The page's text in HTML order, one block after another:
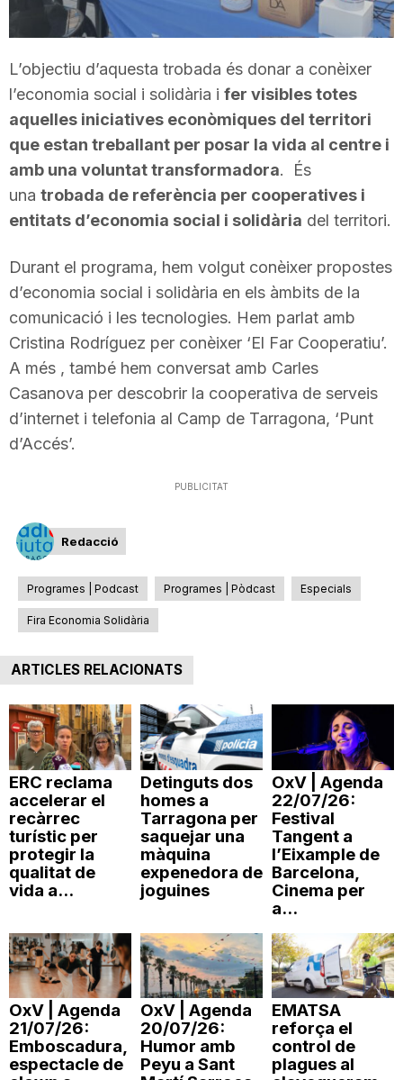
r
a
g
n
a
L’objectiu d’aquesta trobada és donar a conèixer
l’economia social i solidària i fer visibles totes
aquelles iniciatives econòmiques del territori
que estan treballant per posar la vida al centre i
amb una voluntat transformadora. És
una trobada de referència per cooperatives i
entitats d’economia social i solidària del territori.
Durant el programa, hem volgut conèixer propostes
d’economia social i solidària en els àmbits de la
comunicació i les tecnologies. Hem parlat amb
Cristina Rodríguez per conèixer ‘El Far Cooperatiu’.
A més , també hem conversat amb Carles
Casanova per descobrir la cooperativa de serveis
d’internet i telefonia al Camp de Tarragona, ‘Punt
d’Accés’.
PUBLICITAT
Redacció
Programes | Podcast Programes | Pòdcast Especials
Fira Economia Solidària
ARTICLES RELACIONATS
ERC reclama
accelerar el
recàrrec
turístic per
protegir la
qualitat de
vida a...
Detinguts dos
homes a
Tarragona per
saquejar una
màquina
expenedora de
joguines
OxV | Agenda
22/07/26:
Festival
Tangent a
l’Eixample de
Barcelona,
Cinema per
a...
OxV | Agenda
21/07/26:
Emboscadura,
espectacle de
OxV | Agenda
20/07/26:
Humor amb
Peyu a Sant
EMATSA
reforça el
control de
plagues al